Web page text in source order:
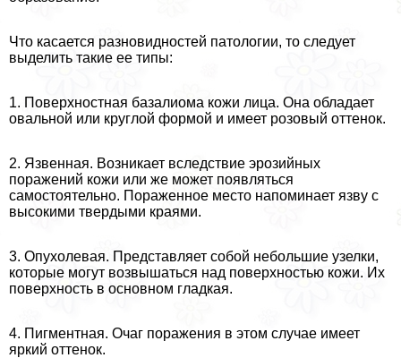
Что касается разновидностей патологии, то следует
выделить такие ее типы:
1. Поверхностная базалиома кожи лица. Она обладает
овальной или круглой формой и имеет розовый оттенок.
2. Язвенная. Возникает вследствие эрозийных
поражений кожи или же может появляться
самостоятельно. Пораженное место напоминает язву с
высокими твердыми краями.
3. Опухолевая. Представляет собой небольшие узелки,
которые могут возвышаться над поверхностью кожи. Их
поверхность в основном гладкая.
4. Пигментная. Очаг поражения в этом случае имеет
яркий оттенок.